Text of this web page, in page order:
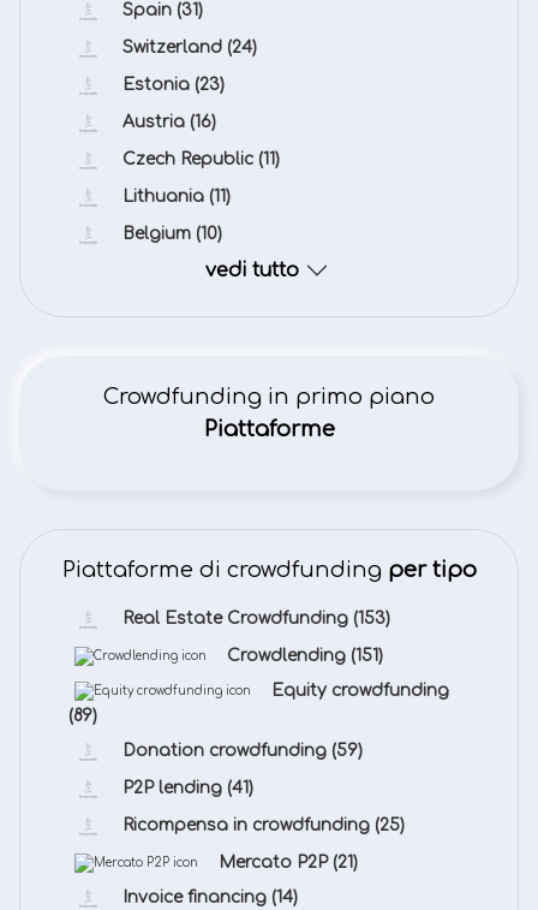
Spain (31)
Switzerland (24)
Estonia (23)
Austria (16)
Czech Republic (11)
Lithuania (11)
Belgium (10)
vedi tutto
Crowdfunding in primo piano
Piattaforme
Piattaforme di crowdfunding per tipo
Real Estate Crowdfunding (153)
Crowdlending (151)
Equity crowdfunding
(89)
Donation crowdfunding (59)
P2P lending (41)
Ricompensa in crowdfunding (25)
Mercato P2P (21)
Invoice financing (14)